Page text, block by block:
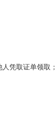
凭取证单领取；